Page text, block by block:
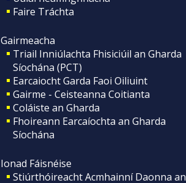
Faire Tráchta
Gairmeacha
Triail Inniúlachta Fhisiciúil an Gharda
Síochána (PCT)
Earcaiocht Garda Faoi Oiliuint
Gairme - Ceisteanna Coitianta
Coláiste an Gharda
Fhoireann Earcaíochta an Gharda
Síochána
Ionad Fáisnéise
Stiúrthóireacht Acmhainní Daonna an